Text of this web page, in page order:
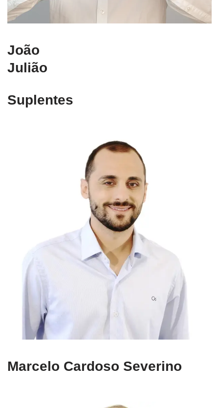
João
Julião
Suplentes
Marcelo Cardoso Severino